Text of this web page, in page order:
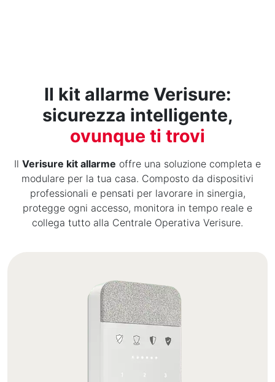
Il kit allarme Verisure:
sicurezza intelligente,
ovunque ti trovi
Il Verisure kit allarme offre una soluzione completa e
modulare per la tua casa. Composto da dispositivi
professionali e pensati per lavorare in sinergia,
protegge ogni accesso, monitora in tempo reale e
collega tutto alla Centrale Operativa Verisure.